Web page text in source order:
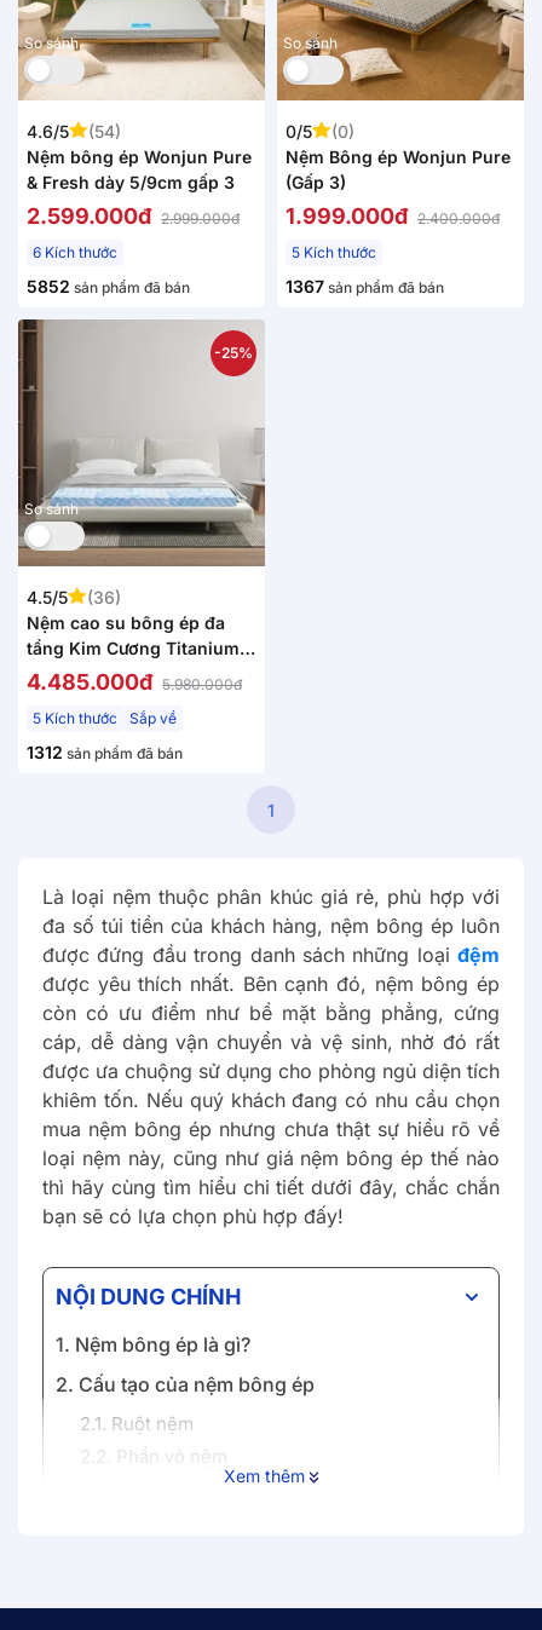
So sánh
4.6/5
(54)
Nệm bông ép Wonjun Pure
& Fresh dày 5/9cm gấp 3
2.599.000đ 2.999.000đ
6 Kích thước
5852 sản phẩm đã bán
So sánh
0/5
(0)
Nệm Bông ép Wonjun Pure
(Gấp 3)
1.999.000đ 2.400.000đ
5 Kích thước
1367 sản phẩm đã bán
So sánh
-25%
4.5/5
(36)
Nệm cao su bông ép đa
tầng Kim Cương Titanium
gấp 3 dày 5/9cm
4.485.000đ 5.980.000đ
5 Kích thước
Sắp về
1312 sản phẩm đã bán
1
Là loại nệm thuộc phân khúc giá rẻ, phù hợp với
đa số túi tiền của khách hàng, nệm bông ép luôn
được đứng đầu trong danh sách những loại đệm
được yêu thích nhất. Bên cạnh đó, nệm bông ép
còn có ưu điểm như bề mặt bằng phẳng, cứng
cáp, dễ dàng vận chuyển và vệ sinh, nhờ đó rất
được ưa chuộng sử dụng cho phòng ngủ diện tích
khiêm tốn. Nếu quý khách đang có nhu cầu chọn
mua nệm bông ép nhưng chưa thật sự hiểu rõ về
loại nệm này, cũng như giá nệm bông ép thế nào
thì hãy cùng tìm hiểu chi tiết dưới đây, chắc chắn
bạn sẽ có lựa chọn phù hợp đấy!
NỘI DUNG CHÍNH
1. Nệm bông ép là gì?
2. Cấu tạo của nệm bông ép
2.1. Ruột nệm
2.2. Phần vỏ nệm
Xem thêm